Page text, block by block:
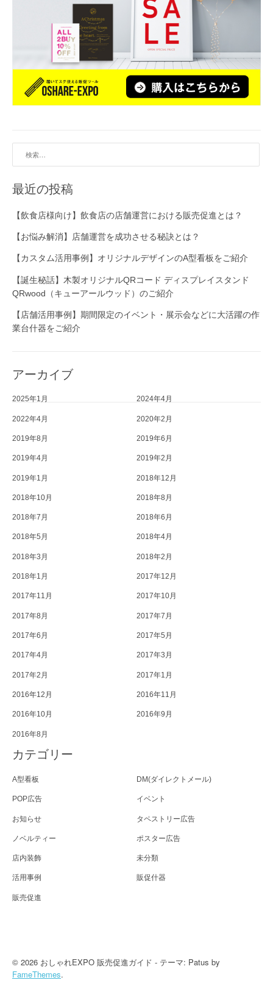
最近の投稿
【飲食店様向け】飲食店の店舗運営における販売促進とは？
【お悩み解消】店舗運営を成功させる秘訣とは？
【カスタム活用事例】オリジナルデザインのA型看板をご紹介
【誕生秘話】木製オリジナルQRコード ディスプレイスタンド
QRwood（キューアールウッド）のご紹介
【店舗活用事例】期間限定のイベント・展示会などに大活躍の作
業台什器をご紹介
アーカイブ
2025年1月 2024年4月
2022年4月 2020年2月
2019年8月 2019年6月
2019年4月 2019年2月
2019年1月 2018年12月
2018年10月 2018年8月
2018年7月 2018年6月
2018年5月 2018年4月
2018年3月 2018年2月
2018年1月 2017年12月
2017年11月 2017年10月
2017年8月 2017年7月
2017年6月 2017年5月
2017年4月 2017年3月
2017年2月 2017年1月
2016年12月 2016年11月
2016年10月 2016年9月
2016年8月
カテゴリー
A型看板 DM(ダイレクトメール)
POP広告 イベント
お知らせ タペストリー広告
ノベルティー ポスター広告
店内装飾 未分類
活用事例 販促什器
販売促進
© 2026 おしゃれEXPO 販売促進ガイド - テーマ: Patus by
FameThemes.